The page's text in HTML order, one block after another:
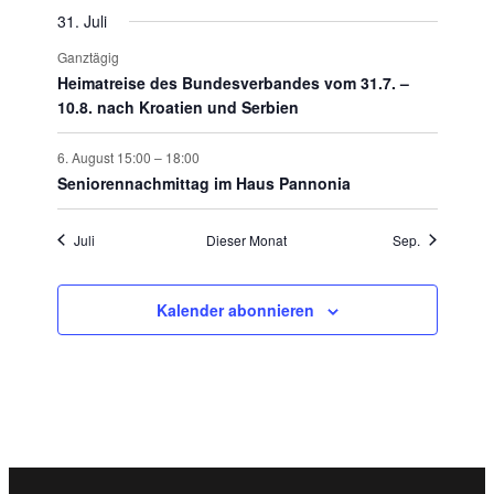
31. Juli
Ganztägig
Heimatreise des Bundesverbandes vom 31.7. –
10.8. nach Kroatien und Serbien
6. August 15:00 – 18:00
Seniorennachmittag im Haus Pannonia
Juli Dieser Monat Sep.
Kalender abonnieren